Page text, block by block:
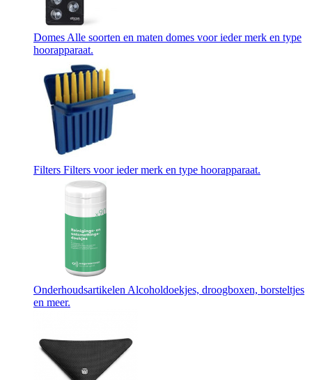
Domes Alle soorten en maten domes voor ieder merk en type
hoorapparaat.
Filters Filters voor ieder merk en type hoorapparaat.
Onderhoudsartikelen Alcoholdoekjes, droogboxen, borsteltjes
en meer.